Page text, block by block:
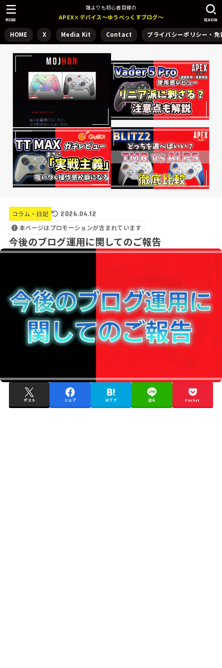
誰よりも初心者目線の
APEX×デバイス～ゆうぺっくすブログ～
HOME X Media Kit Contact プライバシーポリシー・免
SEARCH
MENU
コラム・日記
2026.04.12
本ページはプロモーションが含まれています
今後のブログ運用に関してのご報告
ポスト シェア はてブ 送る Pocket